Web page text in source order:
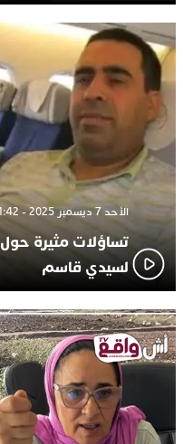
الأحد 7 ديسمبر 2025 - 21:42
تساؤلات مثيرة
لسيدي قاسم